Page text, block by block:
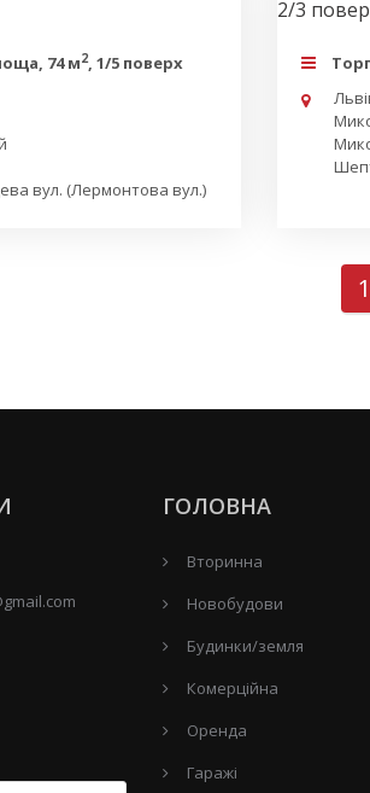
74 м2, 1/5 поверх
вул. (Лермонтова вул.)
1
ГОЛОВНА
Вторинна
Новобудови
Будинки/земля
Комерційна
Оренда
Гаражі